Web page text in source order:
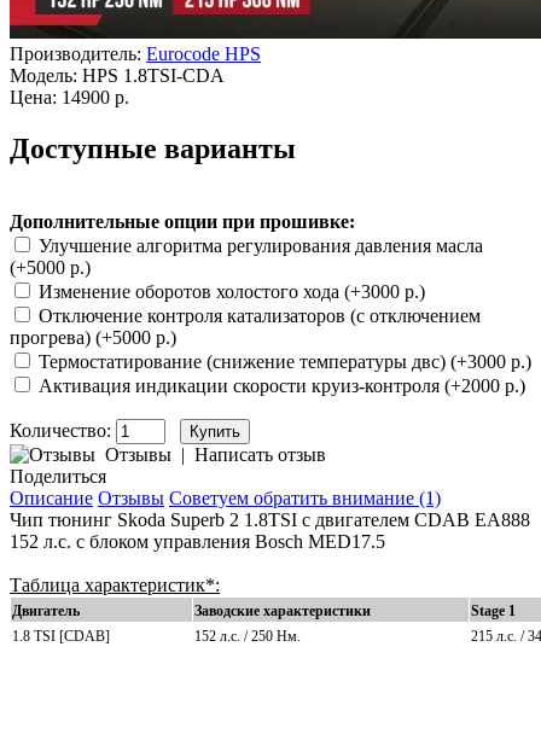
Производитель: Eurocode HPS
Модель: HPS 1.8TSI-CDA
Цена: 14900 р.
Доступные варианты
Дополнительные опции при прошивке:
Улучшение алгоритма регулирования давления масла
(+5000 р.)
Изменение оборотов холостого хода (+3000 р.)
Отключение контроля катализаторов (с отключением
прогрева) (+5000 р.)
Термостатирование (снижение температуры двс) (+3000 р.)
Активация индикации скорости круиз-контроля (+2000 р.)
Количество:
Отзывы | Написать отзыв
Поделиться
Описание Отзывы Советуем обратить внимание (1)
Чип тюнинг Skoda Superb 2 1.8TSI с двигателем CDAB EA888
152 л.с. с блоком управления Bosch MED17.5
Таблица характеристик*:
Двигатель Заводские характеристики
Stage 1
1.8 TSI [CDAB]
152 л.с. / 250 Нм. 215 л.с. /